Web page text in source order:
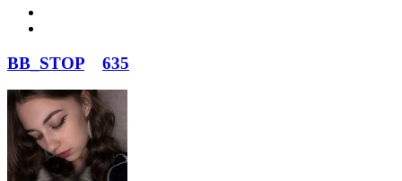
BB_STOP 635